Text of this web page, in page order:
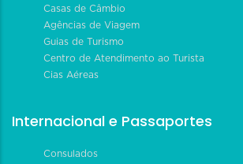
Casas de Câmbio
Agências de Viagem
Guias de Turismo
Centro de Atendimento ao Turista
Cias Aéreas
Internacional e Passaportes
Consulados